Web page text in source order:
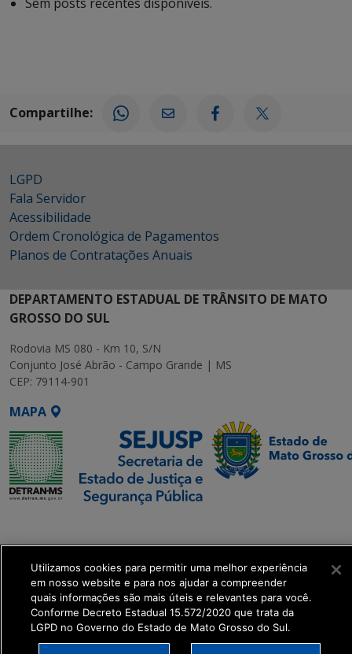
Compartilhe:
LGPD
Fala Servidor
Acessibilidade
Ordem Cronológica de Pagamentos
Planos de Contratações Anuais
DEPARTAMENTO ESTADUAL DE TRÂNSITO DE MATO
GROSSO DO SUL
Rodovia MS 080 - Km 10, S/N
Conjunto José Abrão - Campo Grande | MS
CEP: 79114-901
MAPA
Executiva de
Transformação Digital
get_footer();
Utilizamos cookies para permitir uma melhor experiência
em nosso website e para nos ajudar a compreender
quais informações são mais úteis e relevantes para você.
Conforme Decreto Estadual 15.572/2020 que trata da
LGPD no Governo do Estado de Mato Grosso do Sul.